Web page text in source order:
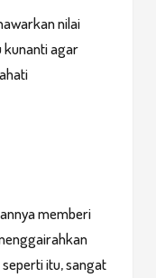
nilai
kunanti agar
memberi
itu, sangat